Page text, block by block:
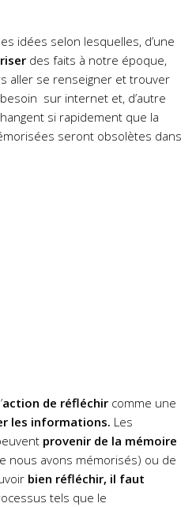
idées selon lesquelles, d’une
des faits à notre époque,
aller se renseigner et trouver
sur internet et, d’autre
si rapidement que la
seront obsolètes dans
action de réfléchir comme une
les informations. Les
provenir de la mémoire
nous avons mémorisés) ou de
bien réfléchir, il faut
tels que le